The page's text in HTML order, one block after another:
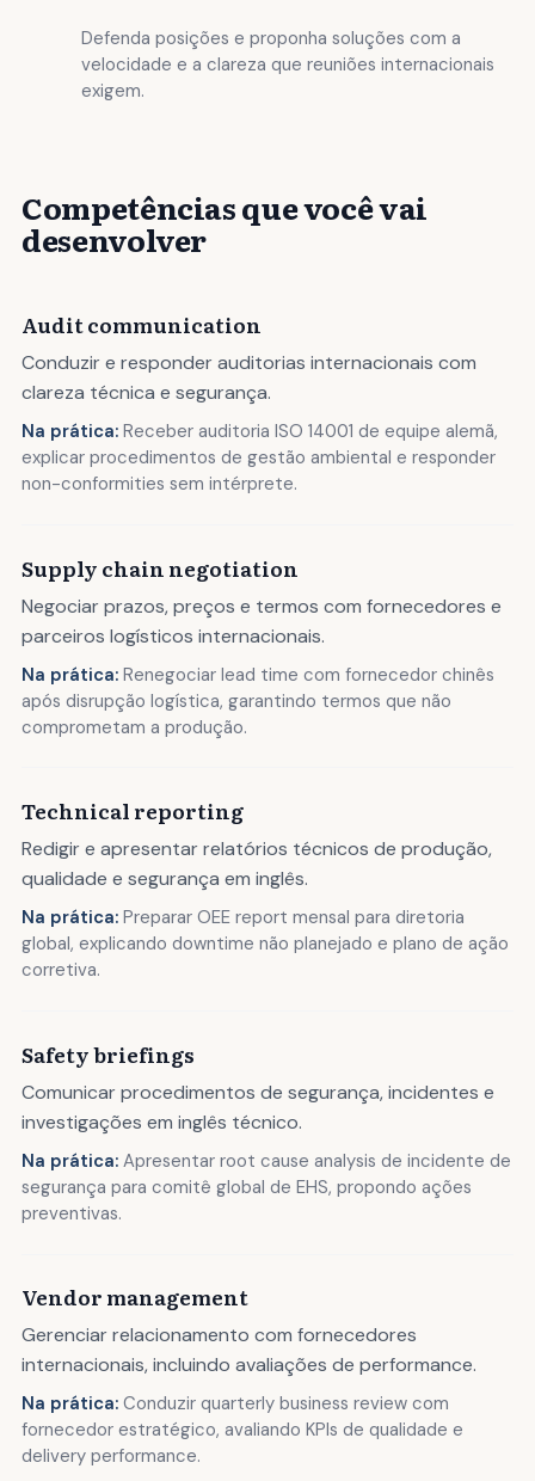
Defenda posições e proponha soluções com a
velocidade e a clareza que reuniões internacionais
exigem.
Competências que você vai
desenvolver
Audit communication
Conduzir e responder auditorias internacionais com
clareza técnica e segurança.
Na prática: Receber auditoria ISO 14001 de equipe alemã,
explicar procedimentos de gestão ambiental e responder
non-conformities sem intérprete.
Supply chain negotiation
Negociar prazos, preços e termos com fornecedores e
parceiros logísticos internacionais.
Na prática: Renegociar lead time com fornecedor chinês
após disrupção logística, garantindo termos que não
comprometam a produção.
Technical reporting
Redigir e apresentar relatórios técnicos de produção,
qualidade e segurança em inglês.
Na prática: Preparar OEE report mensal para diretoria
global, explicando downtime não planejado e plano de ação
corretiva.
Safety briefings
Comunicar procedimentos de segurança, incidentes e
investigações em inglês técnico.
Na prática: Apresentar root cause analysis de incidente de
segurança para comitê global de EHS, propondo ações
preventivas.
Vendor management
Gerenciar relacionamento com fornecedores
internacionais, incluindo avaliações de performance.
Na prática: Conduzir quarterly business review com
fornecedor estratégico, avaliando KPIs de qualidade e
delivery performance.